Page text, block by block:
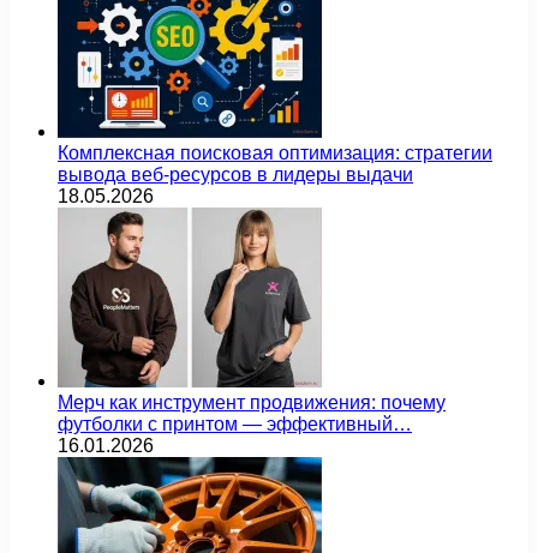
Комплексная поисковая оптимизация: стратегии
вывода веб-ресурсов в лидеры выдачи
18.05.2026
Мерч как инструмент продвижения: почему
футболки с принтом — эффективный…
16.01.2026